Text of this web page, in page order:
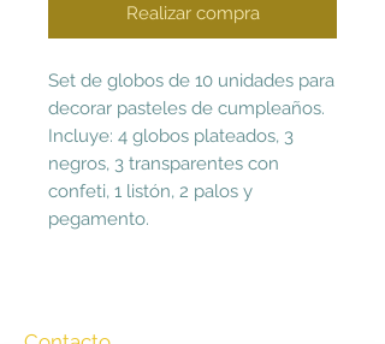
Realizar compra
Set de globos de 10 unidades para
decorar pasteles de cumpleaños.
Incluye: 4 globos plateados, 3
negros, 3 transparentes con
confeti, 1 listón, 2 palos y
pegamento.